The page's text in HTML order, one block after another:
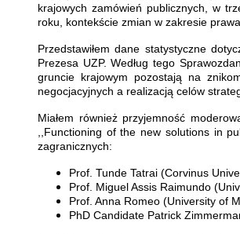
krajowych zamówień publicznych, w
roku, kontekście zmian w zakresie
Przedstawiłem dane statystyczne
Prezesa UZP. Według tego
gruncie krajowym pozostają na
negocjacyjnych a realizacją celów
Miałem również przyjemność
,,Functioning of the new solutions in
zagranicznych:
Prof. Tunde Tatrai (Corvinus
Prof. Miguel Assis Raimundo
Prof. Anna Romeo (University of
PhD Candidate Patrick